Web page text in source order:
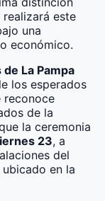
este
una
económico.
La Pampa
los esperados
reconoce
de la
la ceremonia
23, a
del
ubicado en la